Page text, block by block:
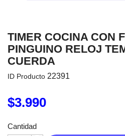
TIMER COCINA CON
PINGUINO RELOJ
CUERDA
ID Producto 22391
$3.990
Cantidad